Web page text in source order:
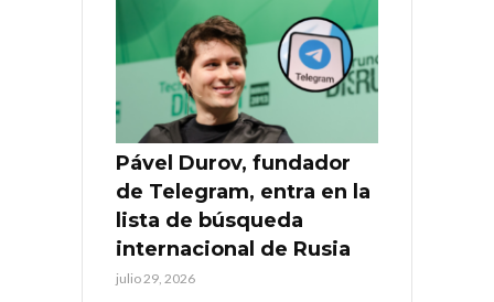
Pável Durov, fundador
de Telegram, entra en la
lista de búsqueda
internacional de Rusia
julio 29, 2026